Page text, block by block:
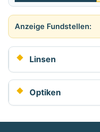
Anzeige #
Linsen
Optiken